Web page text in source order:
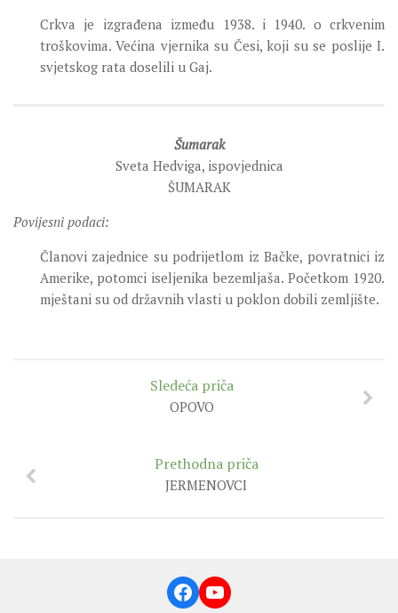
Crkva je izgrađena između 1938. i 1940. o crkvenim
troškovima. Većina vjernika su Česi, koji su se poslije I.
svjetskog rata doselili u Gaj.
Šumarak
Sveta Hedviga, ispovjednica
ŠUMARAK
Povijesni podaci:
Članovi zajednice su podrijetlom iz Bačke, povratnici iz
Amerike, potomci iseljenika bezemljaša. Početkom 1920.
mještani su od državnih vlasti u poklon dobili zemljište.
Sledeća priča
OPOVO
Prethodna priča
JERMENOVCI
Facebook
YouTube